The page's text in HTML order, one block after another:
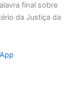
final sobre
da Justiça da